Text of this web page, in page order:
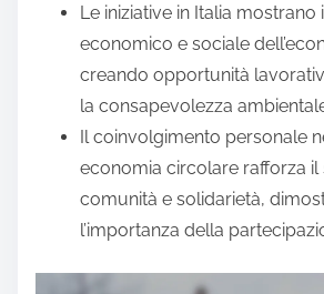
Le iniziative in Italia mostrano
economico e sociale
creando opportunità
la consapevolezza
Il coinvolgimento personale
economia circolare rafforza il
comunità e solidarietà,
l’importanza della